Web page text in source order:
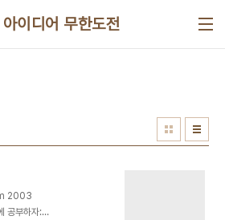
이디어 무한도전
2003
공부하자: